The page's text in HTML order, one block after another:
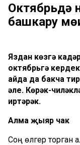
Октябрьдә
башкару
Яздан көзгә
октябрьгә
айда да бакча
әле. Көрәк-
иртәрәк.
Алма җыяр чак
Соң өлгерә торган